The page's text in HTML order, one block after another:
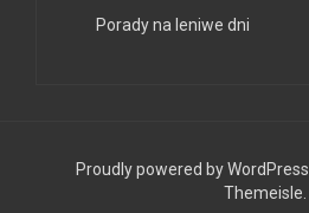
Porady na leniwe dni
Proudly powered by WordPress
Themeisle.